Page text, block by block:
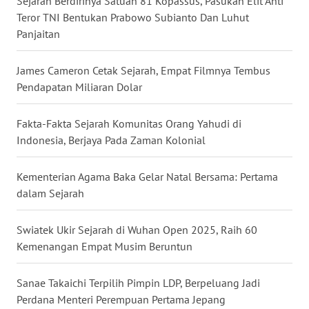
Teror TNI Bentukan Prabowo Subianto Dan Luhut
Panjaitan
James Cameron Cetak Sejarah, Empat Filmnya Tembus
Pendapatan Miliaran Dolar
Fakta-Fakta Sejarah Komunitas Orang Yahudi di
Indonesia, Berjaya Pada Zaman Kolonial
Kementerian Agama Baka Gelar Natal Bersama: Pertama
dalam Sejarah
Swiatek Ukir Sejarah di Wuhan Open 2025, Raih 60
Kemenangan Empat Musim Beruntun
Sanae Takaichi Terpilih Pimpin LDP, Berpeluang Jadi
Perdana Menteri Perempuan Pertama Jepang
WN
BABEL
WN
SUMBAR
WN
SUMSEL
WN
BENGKULU
WN
JATENG